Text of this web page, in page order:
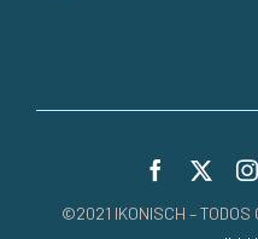
©2021 IKONISCH – TODOS